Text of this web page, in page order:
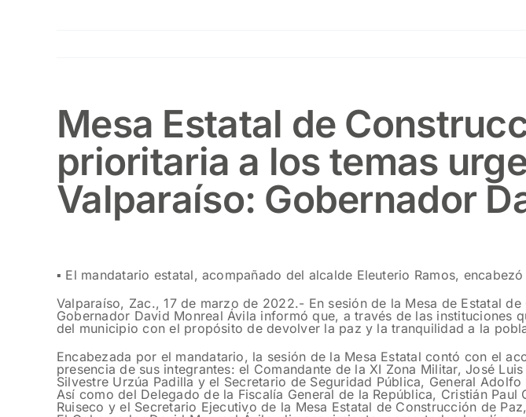
Mesa Estatal de
prioritaria a los temas
Valparaíso: Gobernador
▪️ El mandatario estatal, acompañado del alcalde Eleuterio Ramos,
Valparaíso, Zac., 17 de marzo de 2022.- En sesión de la Mesa de Estatal
Gobernador David Monreal Ávila informó que, a través de las
del municipio con el propósito de devolver la paz y la tranquilidad a la
Encabezada por el mandatario, la sesión de la Mesa Estatal contó con el
presencia de sus integrantes: el Comandante de la XI Zona Militar, José
Silvestre Urzúa Padilla y el Secretario de Seguridad Pública, General Adolfo
Así como del Delegado de la Fiscalía General de la República, Cristián
Ruiseco y el Secretario Ejecutivo de la Mesa Estatal de Construcción de